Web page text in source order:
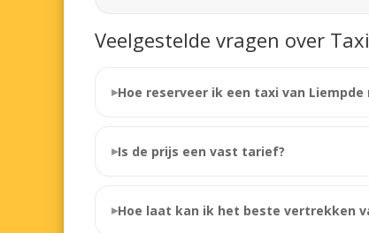
Veelgestelde vragen over
Hoe reserveer ik een taxi van Liempde
Is de prijs een vast tarief?
Hoe laat kan ik het beste vertrekken